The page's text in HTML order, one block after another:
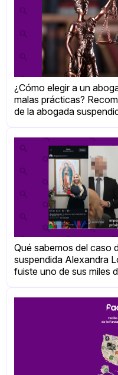
¿Cómo elegir a un
malas prácticas?
de la abogada
Qué sabemos del caso
suspendida Alexandra
fuiste uno de sus miles